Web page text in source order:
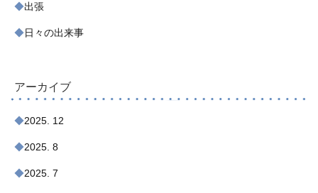
出張
日々の出来事
アーカイブ
2025. 12
2025. 8
2025. 7